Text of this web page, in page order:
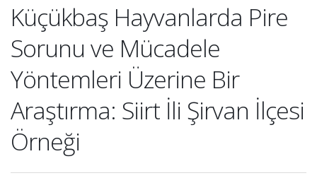
Küçükbaş Hayvanlarda Pire
Sorunu ve Mücadele
Yöntemleri Üzerine Bir
Araştırma: Siirt İli Şirvan İlçesi
Örneği